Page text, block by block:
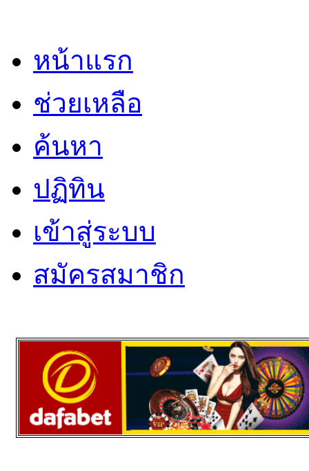
หน้าแรก
ช่วยเหลือ
ค้นหา
ปฏิทิน
เข้าสู่ระบบ
สมัครสมาชิก